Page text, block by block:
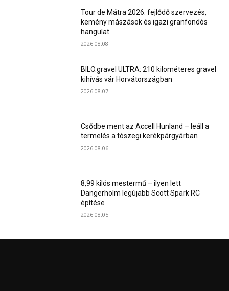
Tour de Mátra 2026: fejlődő szervezés,
kemény mászások és igazi granfondós
hangulat
2026.08.08.
BILO.gravel ULTRA: 210 kilométeres gravel
kihívás vár Horvátországban
2026.08.07.
Csődbe ment az Accell Hunland – leáll a
termelés a tószegi kerékpárgyárban
2026.08.06.
8,99 kilós mestermű – ilyen lett
Dangerholm legújabb Scott Spark RC
építése
2026.08.05.